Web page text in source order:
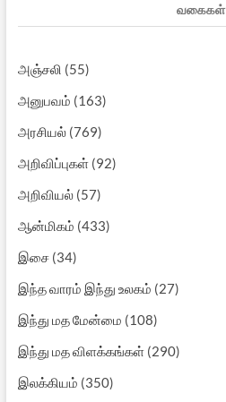
வகைகள்
அஞ்சலி (55)
அனுபவம் (163)
அரசியல்(769)
அறிவிப்புகள்(92)
அறிவியல்(57)
ஆன்மிகம் (433)
இசை(34)
இந்த வாரம் இந்து உலகம் (27)
இந்து மத மேன்மை (108)
இந்து மத விளக்கங்கள்(290)
இலக்கியம் (350)